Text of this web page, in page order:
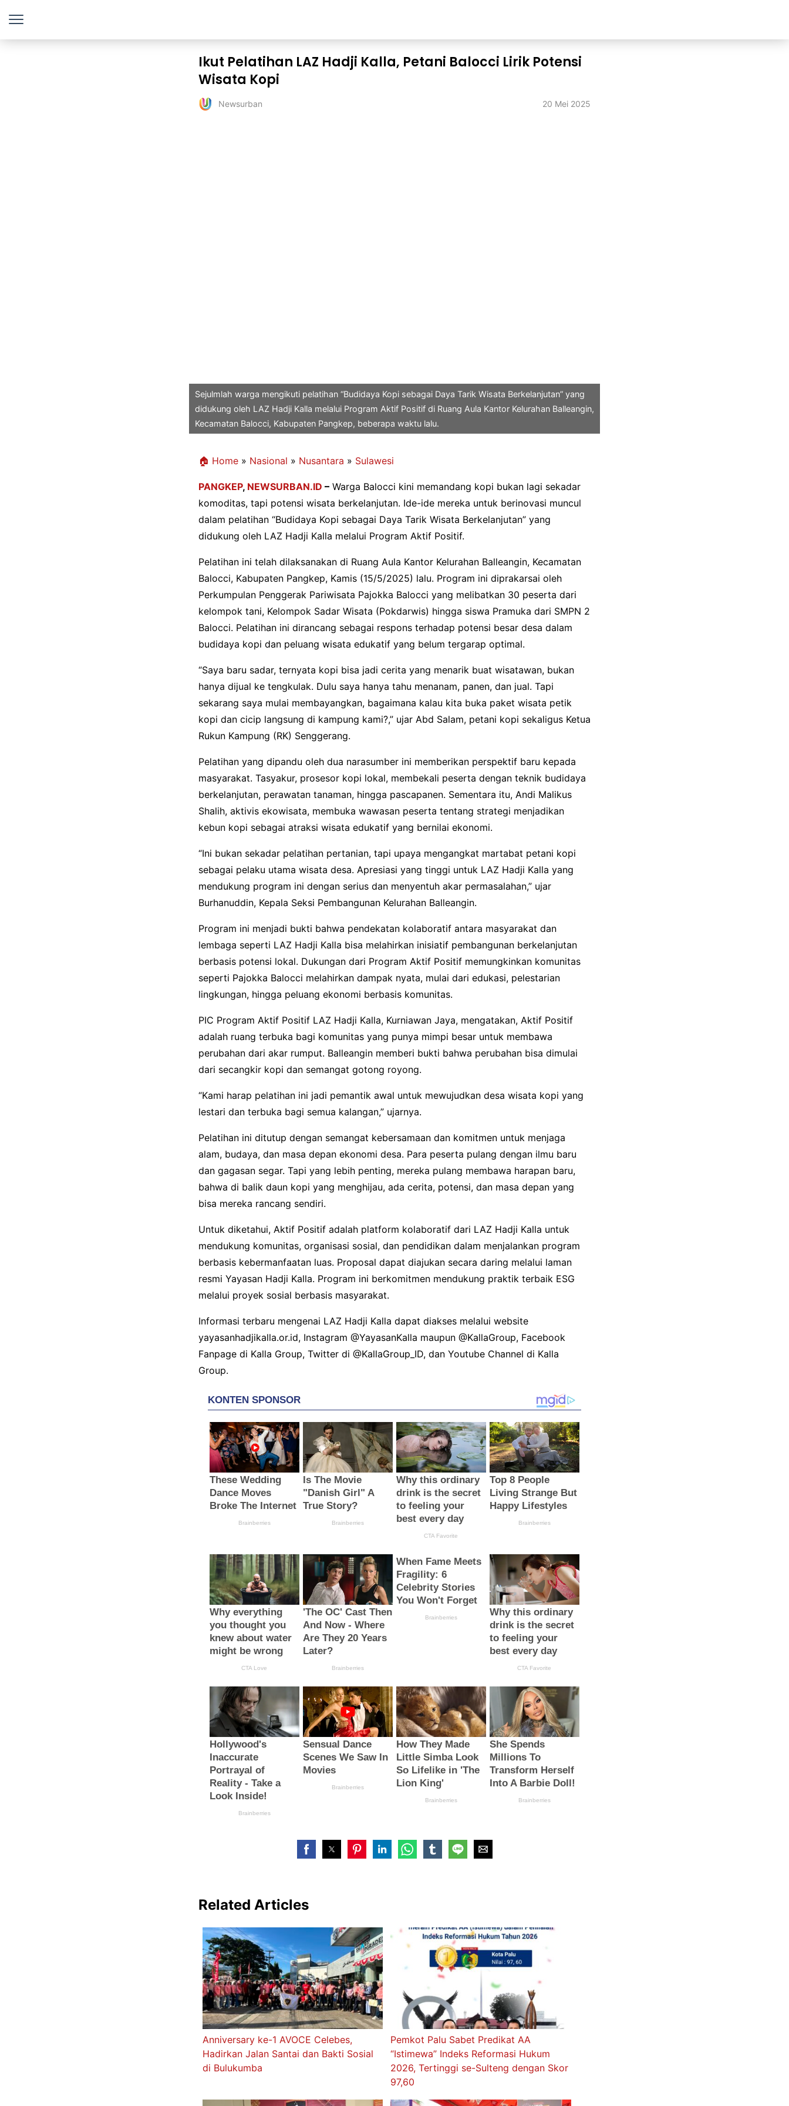
Ikut Pelatihan LAZ Hadji Kalla, Petani Balocci Lirik Potensi
Wisata Kopi
Newsurban 20 Mei 2025
Sejulmlah warga mengikuti pelatihan “Budidaya Kopi sebagai Daya Tarik Wisata Berkelanjutan” yang
didukung oleh LAZ Hadji Kalla melalui Program Aktif Positif di Ruang Aula Kantor Kelurahan Balleangin,
Kecamatan Balocci, Kabupaten Pangkep, beberapa waktu lalu.
🏠 Home » Nasional » Nusantara » Sulawesi
PANGKEP, NEWSURBAN.ID – Warga Balocci kini memandang kopi bukan lagi sekadar
komoditas, tapi potensi wisata berkelanjutan. Ide-ide mereka untuk berinovasi muncul
dalam pelatihan “Budidaya Kopi sebagai Daya Tarik Wisata Berkelanjutan” yang
didukung oleh LAZ Hadji Kalla melalui Program Aktif Positif.
Pelatihan ini telah dilaksanakan di Ruang Aula Kantor Kelurahan Balleangin, Kecamatan
Balocci, Kabupaten Pangkep, Kamis (15/5/2025) lalu. Program ini diprakarsai oleh
Perkumpulan Penggerak Pariwisata Pajokka Balocci yang melibatkan 30 peserta dari
kelompok tani, Kelompok Sadar Wisata (Pokdarwis) hingga siswa Pramuka dari SMPN 2
Balocci. Pelatihan ini dirancang sebagai respons terhadap potensi besar desa dalam
budidaya kopi dan peluang wisata edukatif yang belum tergarap optimal.
“Saya baru sadar, ternyata kopi bisa jadi cerita yang menarik buat wisatawan, bukan
hanya dijual ke tengkulak. Dulu saya hanya tahu menanam, panen, dan jual. Tapi
sekarang saya mulai membayangkan, bagaimana kalau kita buka paket wisata petik
kopi dan cicip langsung di kampung kami?,” ujar Abd Salam, petani kopi sekaligus Ketua
Rukun Kampung (RK) Senggerang.
Pelatihan yang dipandu oleh dua narasumber ini memberikan perspektif baru kepada
masyarakat. Tasyakur, prosesor kopi lokal, membekali peserta dengan teknik budidaya
berkelanjutan, perawatan tanaman, hingga pascapanen. Sementara itu, Andi Malikus
Shalih, aktivis ekowisata, membuka wawasan peserta tentang strategi menjadikan
kebun kopi sebagai atraksi wisata edukatif yang bernilai ekonomi.
“Ini bukan sekadar pelatihan pertanian, tapi upaya mengangkat martabat petani kopi
sebagai pelaku utama wisata desa. Apresiasi yang tinggi untuk LAZ Hadji Kalla yang
mendukung program ini dengan serius dan menyentuh akar permasalahan,” ujar
Burhanuddin, Kepala Seksi Pembangunan Kelurahan Balleangin.
Program ini menjadi bukti bahwa pendekatan kolaboratif antara masyarakat dan
lembaga seperti LAZ Hadji Kalla bisa melahirkan inisiatif pembangunan berkelanjutan
berbasis potensi lokal. Dukungan dari Program Aktif Positif memungkinkan komunitas
seperti Pajokka Balocci melahirkan dampak nyata, mulai dari edukasi, pelestarian
lingkungan, hingga peluang ekonomi berbasis komunitas.
PIC Program Aktif Positif LAZ Hadji Kalla, Kurniawan Jaya, mengatakan, Aktif Positif
adalah ruang terbuka bagi komunitas yang punya mimpi besar untuk membawa
perubahan dari akar rumput. Balleangin memberi bukti bahwa perubahan bisa dimulai
dari secangkir kopi dan semangat gotong royong.
“Kami harap pelatihan ini jadi pemantik awal untuk mewujudkan desa wisata kopi yang
lestari dan terbuka bagi semua kalangan,” ujarnya.
Pelatihan ini ditutup dengan semangat kebersamaan dan komitmen untuk menjaga
alam, budaya, dan masa depan ekonomi desa. Para peserta pulang dengan ilmu baru
dan gagasan segar. Tapi yang lebih penting, mereka pulang membawa harapan baru,
bahwa di balik daun kopi yang menghijau, ada cerita, potensi, dan masa depan yang
bisa mereka rancang sendiri.
Untuk diketahui, Aktif Positif adalah platform kolaboratif dari LAZ Hadji Kalla untuk
mendukung komunitas, organisasi sosial, dan pendidikan dalam menjalankan program
berbasis kebermanfaatan luas. Proposal dapat diajukan secara daring melalui laman
resmi Yayasan Hadji Kalla. Program ini berkomitmen mendukung praktik terbaik ESG
melalui proyek sosial berbasis masyarakat.
Informasi terbaru mengenai LAZ Hadji Kalla dapat diakses melalui website
yayasanhadjikalla.or.id, Instagram @YayasanKalla maupun @KallaGroup, Facebook
Fanpage di Kalla Group, Twitter di @KallaGroup_ID, dan Youtube Channel di Kalla
Group.
Related Articles
Anniversary ke-1 AVOCE Celebes,
Hadirkan Jalan Santai dan Bakti Sosial
di Bulukumba
Pemkot Palu Sabet Predikat AA
“Istimewa” Indeks Reformasi Hukum
2026, Tertinggi se-Sulteng dengan Skor
97,60